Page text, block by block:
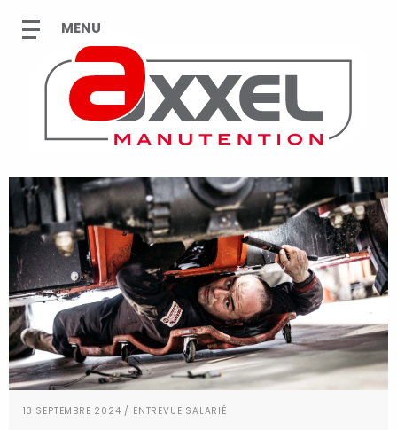
13 SEPTEMBRE 2024 / ENTREVUE SALARIÉ